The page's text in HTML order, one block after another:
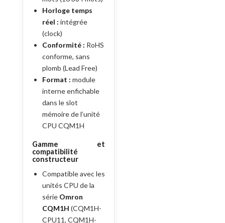
Horloge temps
réel : intégrée
(clock)
Conformité : RoHS
conforme, sans
plomb (Lead Free)
Format : module
interne enfichable
dans le slot
mémoire de l’unité
CPU CQM1H
Gamme et
compatibilité
constructeur
Compatible avec les
unités CPU de la
série Omron
CQM1H (CQM1H-
CPU11, CQM1H-